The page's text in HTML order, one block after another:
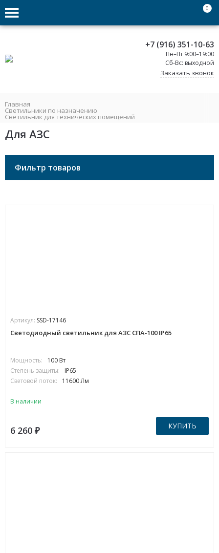
0
+7 (916) 351-10-63
Пн–Пт 9:00–19:00
Сб-Вс: выходной
Заказать звонок
Главная
Светильники по назначению
Светильник для технических помещений
Для АЗС
Фильтр товаров
Артикул: SSD-17146
Светодиодный светильник для АЗС СПА-100 IP65
Мощность:
100 Вт
Степень защиты:
IP65
Световой поток:
11600 Лм
В наличии
6 260 ₽ КУПИТЬ